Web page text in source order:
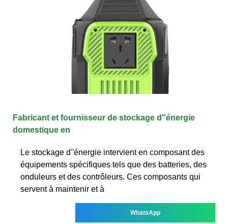
Fabricant et fournisseur de stockage d''énergie
domestique en
Le stockage d''énergie intervient en composant des
équipements spécifiques tels que des batteries, des
onduleurs et des contrôleurs. Ces composants qui
servent à maintenir et à
WhatsApp